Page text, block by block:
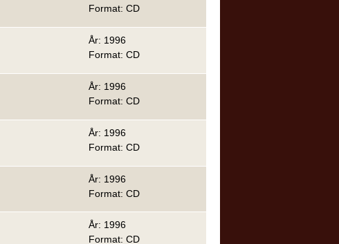
Format: CD
År: 1996
Format: CD
År: 1996
Format: CD
År: 1996
Format: CD
År: 1996
Format: CD
År: 1996
Format: CD